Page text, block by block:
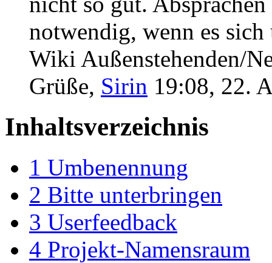
notwendig, wenn es
Wiki Außenstehenden/
Grüße, Sirin 19:08, 22.
Inhaltsverzeichnis
1 Umbenennung
2 Bitte unterbringen
3 Userfeedback
4 Projekt-Namensraum